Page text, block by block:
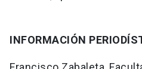
INFORMACIÓN